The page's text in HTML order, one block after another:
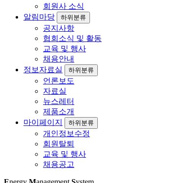
회원사 소식
알림마당
하위분류
공지사항
협회소식 및 활동
교육 및 행사
채용안내
정보자료실
하위분류
언론보도
자료실
뉴스레터
제품소개
마이페이지
하위분류
개인정보수정
회원탈퇴
교육 및 행사
채용공고